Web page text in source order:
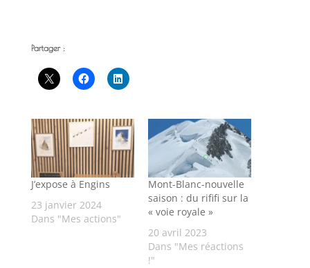
Partager :
J’expose à Engins
23 janvier 2024
Dans "Mes actions"
Mont-Blanc-nouvelle
saison : du rififi sur la
« voie royale »
20 avril 2023
Dans "Mes réactions
!"